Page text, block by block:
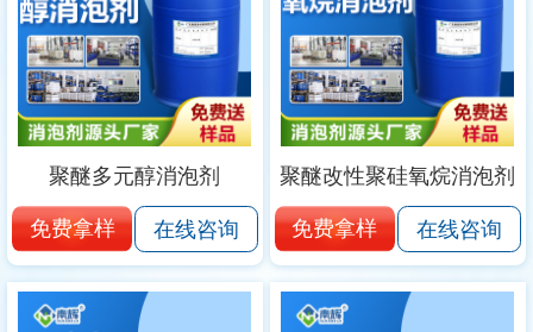
聚醚多元醇消泡剂
免费拿样 在线咨询
聚醚改性聚硅氧烷消泡剂
免费拿样 在线咨询